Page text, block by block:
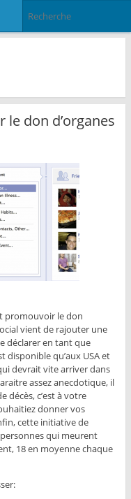
don d’organes
promouvoir le don
vient de rajouter une
déclarer en tant que
disponible qu’aux USA et
devrait vite arriver dans
assez anecdotique, il
décès, c’est à votre
donner vos
cette initiative de
qui meurent
18 en moyenne chaque